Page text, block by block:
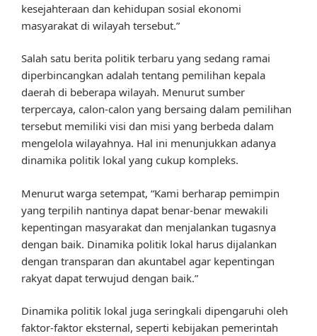
kesejahteraan dan kehidupan sosial ekonomi
masyarakat di wilayah tersebut.”
Salah satu berita politik terbaru yang sedang ramai
diperbincangkan adalah tentang pemilihan kepala
daerah di beberapa wilayah. Menurut sumber
terpercaya, calon-calon yang bersaing dalam pemilihan
tersebut memiliki visi dan misi yang berbeda dalam
mengelola wilayahnya. Hal ini menunjukkan adanya
dinamika politik lokal yang cukup kompleks.
Menurut warga setempat, “Kami berharap pemimpin
yang terpilih nantinya dapat benar-benar mewakili
kepentingan masyarakat dan menjalankan tugasnya
dengan baik. Dinamika politik lokal harus dijalankan
dengan transparan dan akuntabel agar kepentingan
rakyat dapat terwujud dengan baik.”
Dinamika politik lokal juga seringkali dipengaruhi oleh
faktor-faktor eksternal, seperti kebijakan pemerintah